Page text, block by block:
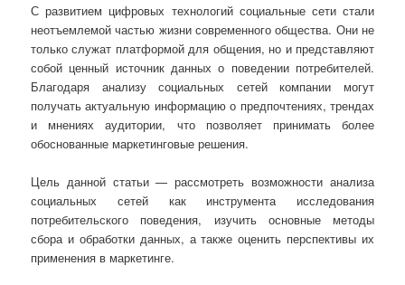
С развитием цифровых технологий социальные сети стали
неотъемлемой частью жизни современного общества. Они не
только служат платформой для общения, но и представляют
собой ценный источник данных о поведении потребителей.
Благодаря анализу социальных сетей компании могут
получать актуальную информацию о предпочтениях, трендах
и мнениях аудитории, что позволяет принимать более
обоснованные маркетинговые решения.
Цель данной статьи — рассмотреть возможности анализа
социальных сетей как инструмента исследования
потребительского поведения, изучить основные методы
сбора и обработки данных, а также оценить перспективы их
применения в маркетинге.